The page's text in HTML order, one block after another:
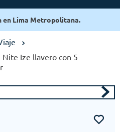
en Lima Metropolitana.
Nite Ize llavero con 5